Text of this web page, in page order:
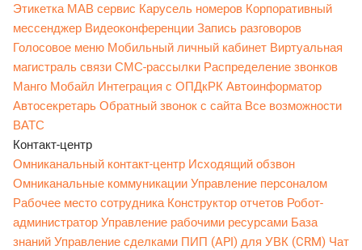
Этикетка МАВ сервис Карусель номеров Корпоративный
мессенджер Видеоконференции Запись разговоров
Голосовое меню Мобильный личный кабинет Виртуальная
магистраль связи СМС-рассылки Распределение звонков
Манго Мобайл Интеграция с ОПДкРК Автоинформатор
Автосекретарь Обратный звонок с сайта Все возможности
ВАТС
Контакт-центр
Омниканальный контакт-центр Исходящий обзвон
Омниканальные коммуникации Управление персоналом
Рабочее место сотрудника Конструктор отчетов Робот-
администратор Управление рабочими ресурсами База
знаний Управление сделками ПИП (API) для УВК (CRM) Чат